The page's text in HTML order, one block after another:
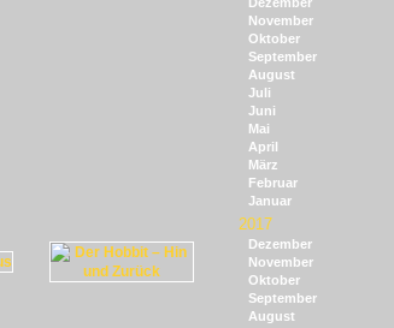
November
Oktober
September
August
Juli
Juni
Mai
April
März
Februar
Januar
2017
Dezember
November
Oktober
September
August